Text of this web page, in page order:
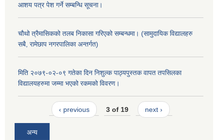
आशय पत्र पेश गर्ने सम्बन्धि सूचना।
चौथो त्रैमासिकको तलब निकासा गरिएको सम्बन्धमा। (सामुदायिक विद्यालहरु
सबै, रामेछाप नगरपालिका अन्तर्गत)
मिति २०७९-०२-०९ गतेका दिन निशुल्क पाठ्यपुस्तक वापत तपसिलका
विद्यालयहरुमा जम्मा भएको रकमको विवरण।
‹ previous 3 of 19 next ›
अन्य